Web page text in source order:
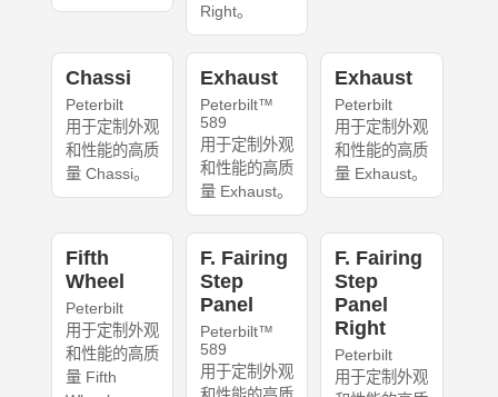
Right。
Chassi
Peterbilt
用于定制外观
和性能的高质
量 Chassi。
Exhaust
Peterbilt™
589
用于定制外观
和性能的高质
量 Exhaust。
Exhaust
Peterbilt
用于定制外观
和性能的高质
量 Exhaust。
Fifth
Wheel
Peterbilt
用于定制外观
和性能的高质
量 Fifth
F. Fairing
Step
Panel
Peterbilt™
589
用于定制外观
F. Fairing
Step
Panel
Right
Peterbilt
用于定制外观